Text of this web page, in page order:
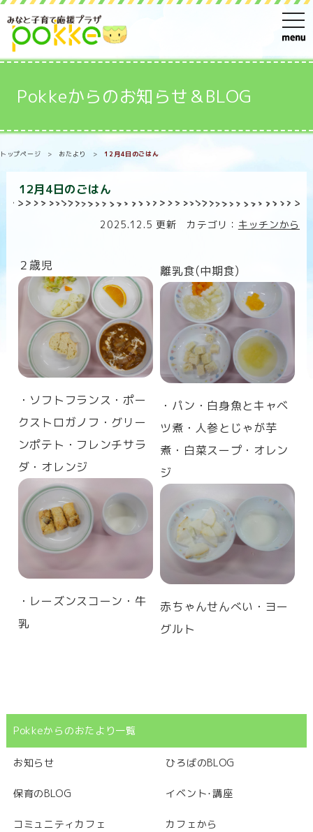
t
o
g
n
o
Pokkeからのお知らせ＆BLOG
トップページ > おたより > 12月4日のごはん
12月4日のごはん
2025.12.5 更新 カテゴリ： キッチンから
２歳児
・ソフトフランス・ポー
クストロガノフ・グリー
ンポテト・フレンチサラ
ダ ・オレンジ
・レーズンスコーン・牛
乳
離乳食(中期食)
・パン・白身魚とキャベ
ツ煮・人参とじゃが芋
煮 ・白菜スープ・オレン
ジ
赤ちゃんせんべい・ヨー
グルト
Pokkeからのおたより一覧
お知らせ ひろばのBLOG
保育のBLOG イベント･講座
コミュニティカフェ カフェから